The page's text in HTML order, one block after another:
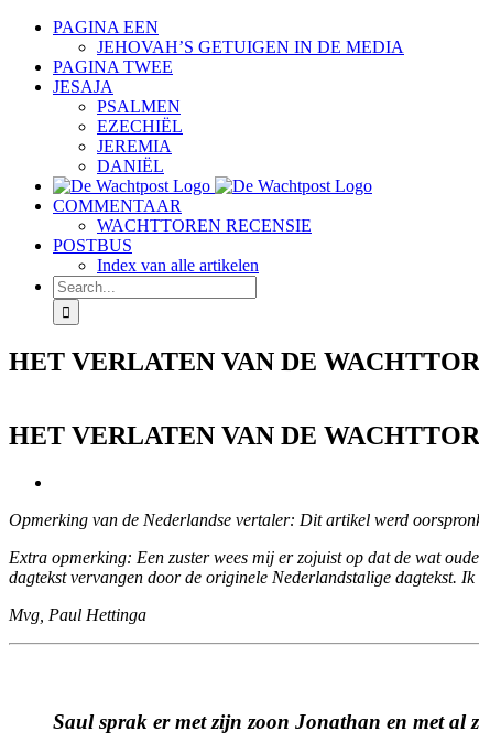
Skip
content
PAGINA EEN
JEHOVAH’S GETUIGEN IN DE MEDIA
PAGINA TWEE
JESAJA
PSALMEN
EZECHIËL
JEREMIA
DANIËL
COMMENTAAR
WACHTTOREN RECENSIE
POSTBUS
Index van alle artikelen
Search
for:
HET VERLATEN VAN DE
HET VERLATEN VAN DE
Image
Opmerking van de Nederlandse vertaler: Dit artikel werd
Extra opmerking: Een zuster wees mij er zojuist op dat de wat
dagtekst vervangen door de originele Nederlandstalige dagtekst.
Mvg, Paul Hettinga
Saul sprak er met zijn zoon Jonathan en met al